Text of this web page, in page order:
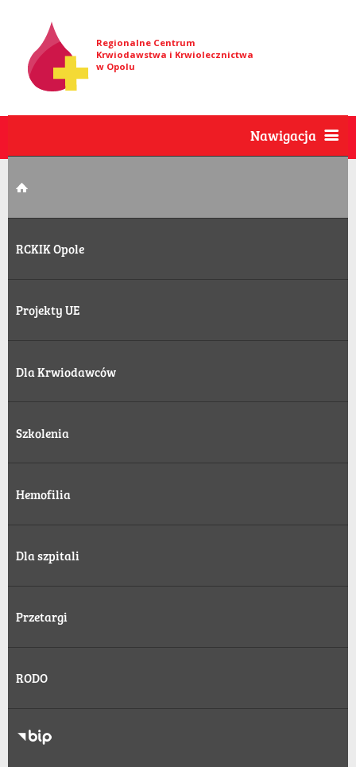
Regionalne Centrum
Krwiodawstwa i Krwiolecznictwa
w Opolu
Nawigacja
RCKIK Opole
Projekty UE
Dla Krwiodawców
Szkolenia
Hemofilia
Dla szpitali
Przetargi
RODO
RODO